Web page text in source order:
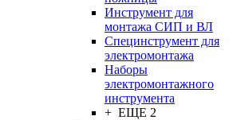
Инструмент для
монтажа СИП и ВЛ
Специнструмент для
электромонтажа
Наборы
электромонтажного
инструмента
+ ЕЩЕ 2